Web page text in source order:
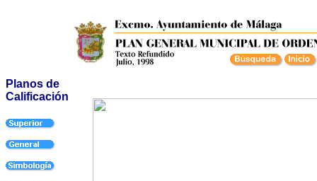
Planos de
Calificación